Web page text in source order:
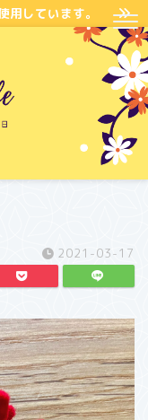
用しています。
2021-03-17